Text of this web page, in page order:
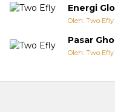
Energi
Oleh: Two Efly
Pasar
Oleh: Two Efly